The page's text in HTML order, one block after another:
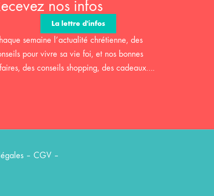
nos infos
La lettre d'infos
semaine l’actualité chrétienne, des
pour vivre sa vie foi, et nos bonnes
des conseils shopping, des cadeaux….
– CGV–